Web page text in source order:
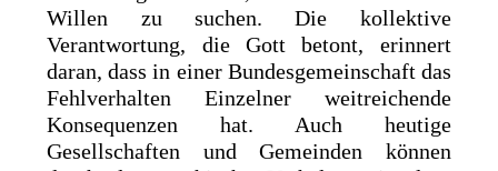
Willen zu suchen. Die kollektive
Verantwortung, die Gott betont, erinnert
daran, dass in einer Bundesgemeinschaft das
Fehlverhalten Einzelner weitreichende
Konsequenzen hat. Auch heutige
Gesellschaften und Gemeinden können